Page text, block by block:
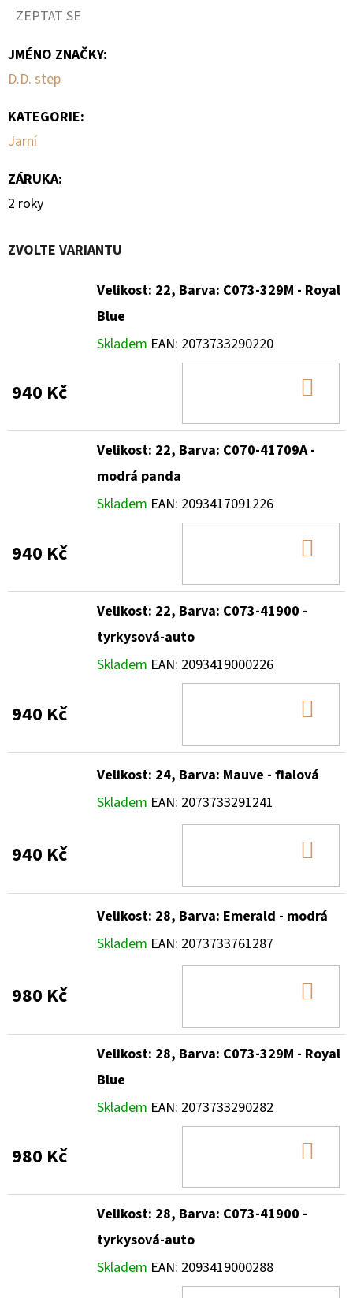
ZEPTAT SE
JMÉNO ZNAČKY:
D.D. step
KATEGORIE:
Jarní
ZÁRUKA:
2 roky
ZVOLTE VARIANTU
Velikost: 22, Barva: C073-329M - Royal
Blue
Skladem EAN: 2073733290220
940 Kč
Velikost: 22, Barva: C070-41709A -
modrá panda
Skladem EAN: 2093417091226
940 Kč
Velikost: 22, Barva: C073-41900 -
tyrkysová-auto
Skladem EAN: 2093419000226
940 Kč
Velikost: 24, Barva: Mauve - fialová
Skladem EAN: 2073733291241
940 Kč
Velikost: 28, Barva: Emerald - modrá
Skladem EAN: 2073733761287
980 Kč
Velikost: 28, Barva: C073-329M - Royal
Blue
Skladem EAN: 2073733290282
980 Kč
Velikost: 28, Barva: C073-41900 -
tyrkysová-auto
Skladem EAN: 2093419000288